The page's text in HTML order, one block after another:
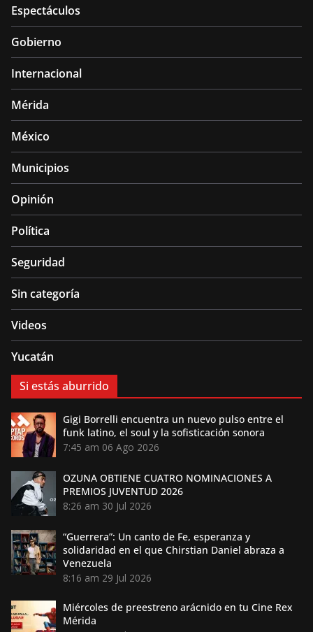
Espectáculos
Gobierno
Internacional
Mérida
México
Municipios
Opinión
Política
Seguridad
Sin categoría
Videos
Yucatán
Si estás aburrido
Gigi Borrelli encuentra un nuevo pulso entre el
funk latino, el soul y la sofisticación sonora
7:45 am 06 Ago 2026
OZUNA OBTIENE CUATRO NOMINACIONES A
PREMIOS JUVENTUD 2026
8:26 am 30 Jul 2026
“Guerrera”: Un canto de Fe, esperanza y
solidaridad en el que Chirstian Daniel abraza a
Venezuela
8:16 am 29 Jul 2026
Miércoles de preestreno arácnido en tu Cine Rex
Mérida